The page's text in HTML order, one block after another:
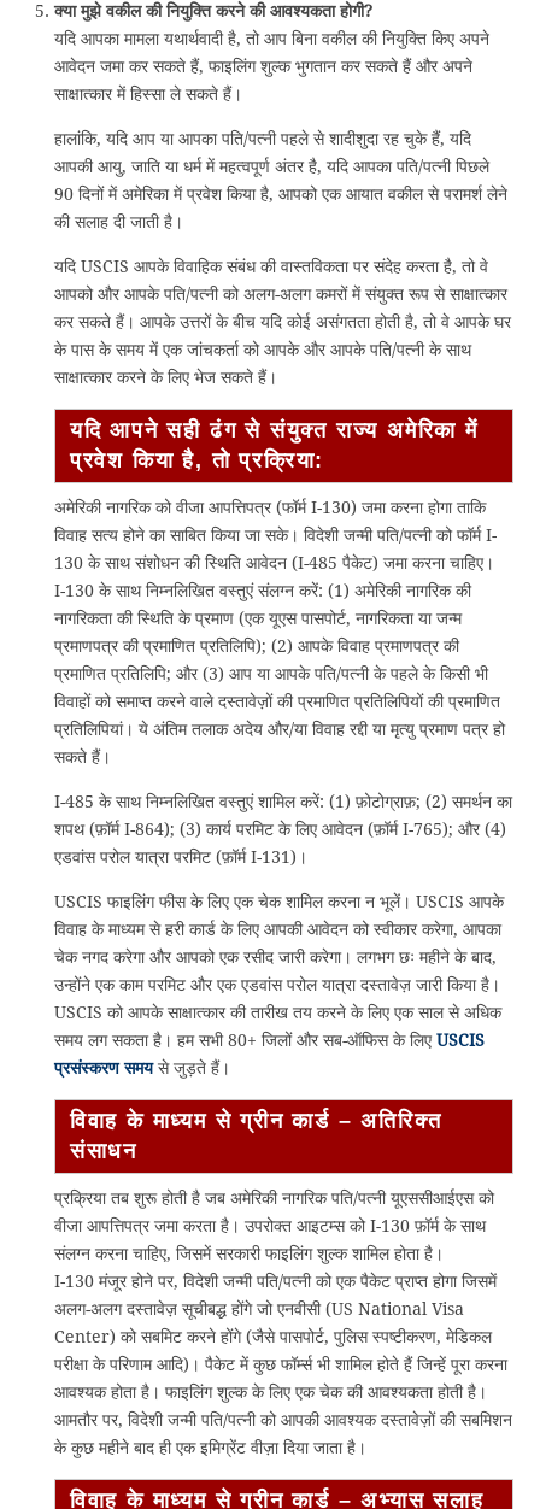
क्या मुझे वकील की नियुक्ति करने की आवश्यकता होगी?
यदि आपका मामला यथार्थवादी है, तो आप बिना वकील की नियुक्ति किए अपने
आवेदन जमा कर सकते हैं, फाइलिंग शुल्क भुगतान कर सकते हैं और अपने
साक्षात्कार में हिस्सा ले सकते हैं।
हालांकि, यदि आप या आपका पति/पत्नी पहले से शादीशुदा रह चुके हैं, यदि
आपकी आयु, जाति या धर्म में महत्वपूर्ण अंतर है, यदि आपका पति/पत्नी पिछले
90 दिनों में अमेरिका में प्रवेश किया है, आपको एक आयात वकील से परामर्श लेने
की सलाह दी जाती है।
यदि USCIS आपके विवाहिक संबंध की वास्तविकता पर संदेह करता है, तो वे
आपको और आपके पति/पत्नी को अलग-अलग कमरों में संयुक्त रूप से साक्षात्कार
कर सकते हैं। आपके उत्तरों के बीच यदि कोई असंगतता होती है, तो वे आपके घर
के पास के समय में एक जांचकर्ता को आपके और आपके पति/पत्नी के साथ
साक्षात्कार करने के लिए भेज सकते हैं।
यदि आपने सही ढंग से संयुक्त राज्य अमेरिका में
प्रवेश किया है, तो प्रक्रिया:
अमेरिकी नागरिक को वीजा आपत्तिपत्र (फॉर्म I-130) जमा करना होगा ताकि
विवाह सत्य होने का साबित किया जा सके। विदेशी जन्मी पति/पत्नी को फॉर्म I-
130 के साथ संशोधन की स्थिति आवेदन (I-485 पैकेट) जमा करना चाहिए।
I-130 के साथ निम्नलिखित वस्तुएं संलग्न करें: (1) अमेरिकी नागरिक की
नागरिकता की स्थिति के प्रमाण (एक यूएस पासपोर्ट, नागरिकता या जन्म
प्रमाणपत्र की प्रमाणित प्रतिलिपि); (2) आपके विवाह प्रमाणपत्र की
प्रमाणित प्रतिलिपि; और (3) आप या आपके पति/पत्नी के पहले के किसी भी
विवाहों को समाप्त करने वाले दस्तावेज़ों की प्रमाणित प्रतिलिपियों की प्रमाणित
प्रतिलिपियां। ये अंतिम तलाक अदेय और/या विवाह रद्दी या मृत्यु प्रमाण पत्र हो
सकते हैं।
I-485 के साथ निम्नलिखित वस्तुएं शामिल करें: (1) फ़ोटोग्राफ़; (2) समर्थन का
शपथ (फ़ॉर्म I-864); (3) कार्य परमिट के लिए आवेदन (फ़ॉर्म I-765); और (4)
एडवांस परोल यात्रा परमिट (फ़ॉर्म I-131)।
USCIS फाइलिंग फीस के लिए एक चेक शामिल करना न भूलें। USCIS आपके
विवाह के माध्यम से हरी कार्ड के लिए आपकी आवेदन को स्वीकार करेगा, आपका
चेक नगद करेगा और आपको एक रसीद जारी करेगा। लगभग छः महीने के बाद,
उन्होंने एक काम परमिट और एक एडवांस परोल यात्रा दस्तावेज़ जारी किया है।
USCIS को आपके साक्षात्कार की तारीख तय करने के लिए एक साल से अधिक
समय लग सकता है। हम सभी 80+ जिलों और सब-ऑफिस के लिए USCIS
प्रसंस्करण समयसे जुड़ते हैं।
विवाह के माध्यम से ग्रीन कार्ड – अतिरिक्त
संसाधन
प्रक्रिया तब शुरू होती है जब अमेरिकी नागरिक पति/पत्नी यूएससीआईएस को
वीजा आपत्तिपत्र जमा करता है। उपरोक्त आइटम्स को I-130 फ़ॉर्म के साथ
संलग्न करना चाहिए, जिसमें सरकारी फाइलिंग शुल्क शामिल होता है।
I-130 मंजूर होने पर, विदेशी जन्मी पति/पत्नी को एक पैकेट प्राप्त होगा जिसमें
अलग-अलग दस्तावेज़ सूचीबद्ध होंगे जो एनवीसी (US National Visa
Center) को सबमिट करने होंगे (जैसे पासपोर्ट, पुलिस स्पष्टीकरण, मेडिकल
परीक्षा के परिणाम आदि)। पैकेट में कुछ फॉर्म्स भी शामिल होते हैं जिन्हें पूरा करना
आवश्यक होता है। फाइलिंग शुल्क के लिए एक चेक की आवश्यकता होती है।
आमतौर पर, विदेशी जन्मी पति/पत्नी को आपकी आवश्यक दस्तावेज़ों की सबमिशन
के कुछ महीने बाद ही एक इमिग्रेंट वीज़ा दिया जाता है।
विवाह के माध्यम से ग्रीन कार्ड – अभ्यास सलाह